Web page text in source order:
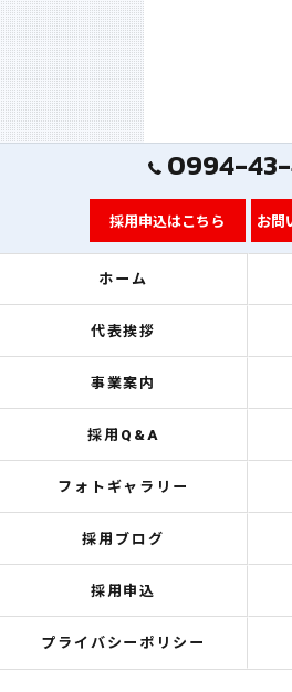
0994-43-
採用申込はこちら お問
ホーム
代表挨拶
事業案内
採用Q&A
フォトギャラリー
採用ブログ
採用申込
プライバシーポリシー